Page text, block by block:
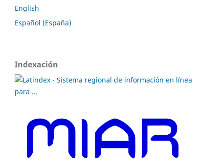
English
Español (España)
Indexación